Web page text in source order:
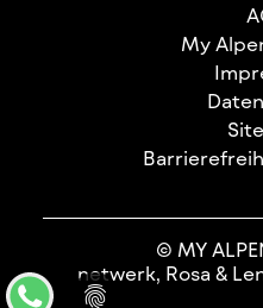
My
© MY
netwerk, Rosa &